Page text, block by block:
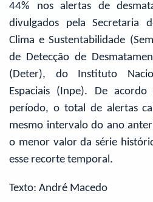
44% nos alertas de
divulgados pela Secretaria
Clima e Sustentabilidade
de Detecção de
(Deter), do Instituto
Espaciais (Inpe). De
período, o total de alertas
mesmo intervalo do ano
o menor valor da série
esse recorte temporal.
Texto: André Macedo